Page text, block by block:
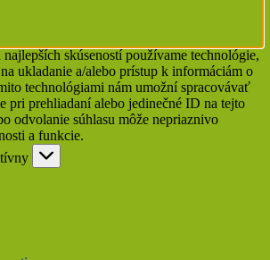
skúseností používame technológie,
ukladanie a/alebo prístup k informáciám o
technológiami nám umožní spracovávať
pri prehliadaní alebo jedinečné ID na tejto
odvolanie súhlasu môže nepriaznivo
a funkcie.